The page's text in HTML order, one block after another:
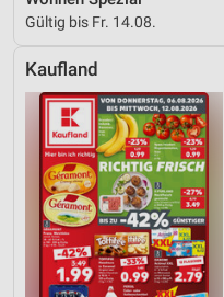
Gültig bis Fr. 14.08.
Kaufland